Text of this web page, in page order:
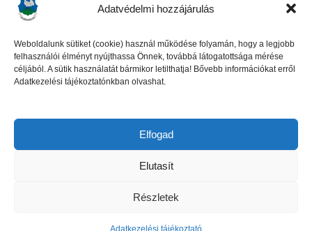
Adatvédelmi hozzájárulás
Weboldalunk sütiket (cookie) használ működése folyamán, hogy a legjobb
felhasználói élményt nyújthassa Önnek, továbbá látogatottsága mérése
céljából. A sütik használatát bármikor letilthatja! Bővebb információkat erről
Adatkezelési tájékoztatónkban olvashat.
Elfogad
Elutasít
Részletek
Adatkezelési tájékoztató
Ecsegfalva Község Önkormányzata
5515 Ecsegfalva, Fő u. 67.
Tel/Fax:06-30/427-5091,06-66/487-100
E-mail:titkarsag@ecsegfalva.hu
06-66/483-100